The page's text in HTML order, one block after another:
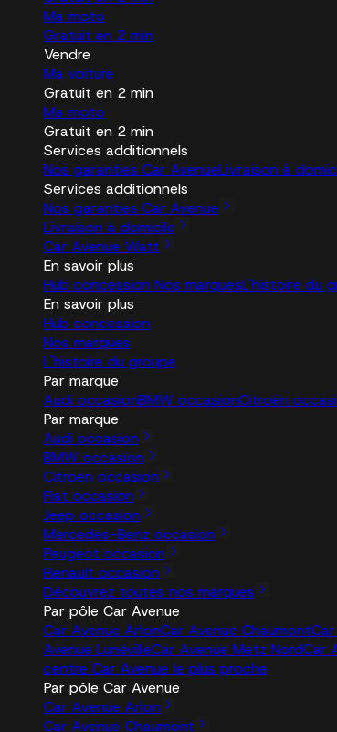
Ma moto
Gratuit en 2 min
Vendre
Ma voiture
Gratuit en 2 min
Ma moto
Gratuit en 2 min
Services additionnels
Nos garanties Car AvenueLivraison à
Services additionnels
Nos garanties Car Avenue
Livraison à domicile
Car Avenue Watt
En savoir plus
Hub concession Nos marquesL'histoire du
En savoir plus
Hub concession
Nos marques
L'histoire du groupe
Par marque
Audi occasionBMW occasionCitroën
Par marque
Audi occasion
BMW occasion
Citroën occasion
Fiat occasion
Jeep occasion
Mercedes-Benz occasion
Peugeot occasion
Renault occasion
Découvrez toutes nos marques
Par pôle Car Avenue
Car Avenue ArlonCar Avenue Chaumont
Avenue LunévilleCar Avenue Metz NordCar
centre Car Avenue le plus proche
Par pôle Car Avenue
Car Avenue Arlon
Car Avenue Chaumont